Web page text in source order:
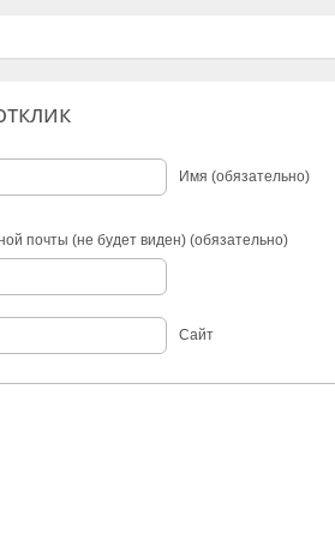
Имя (обязательно)
почты (не будет виден) (обязательно)
Сайт